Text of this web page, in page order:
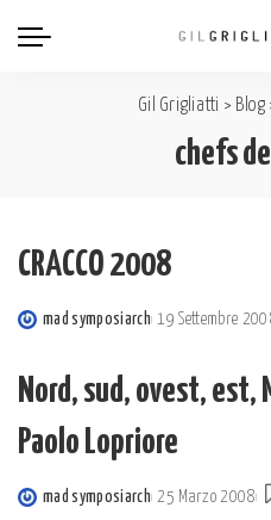
Gil Grigliatti > Blog
chefs
CRACCO 2008
Posted
mad symposiarch 19 Settembre
Nord, sud, ovest, est,
Paolo Lopriore
Posted
mad symposiarch 25 Marzo 2008